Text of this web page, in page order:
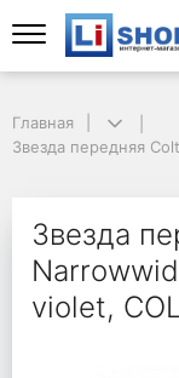
Главная
Звезда передняя
Звезда
violet,